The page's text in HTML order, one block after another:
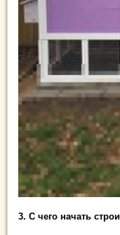
3. С чего начать